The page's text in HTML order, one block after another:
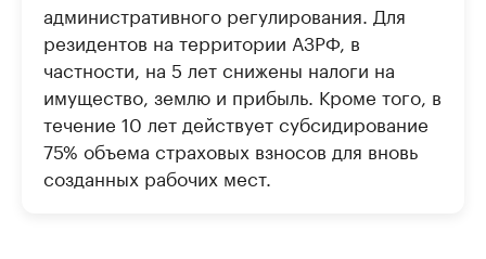
административного регулирования. Для
резидентов на территории АЗРФ, в
частности, на 5 лет снижены налоги на
имущество, землю и прибыль. Кроме того, в
течение 10 лет действует субсидирование
75% объема страховых взносов для вновь
созданных рабочих мест.